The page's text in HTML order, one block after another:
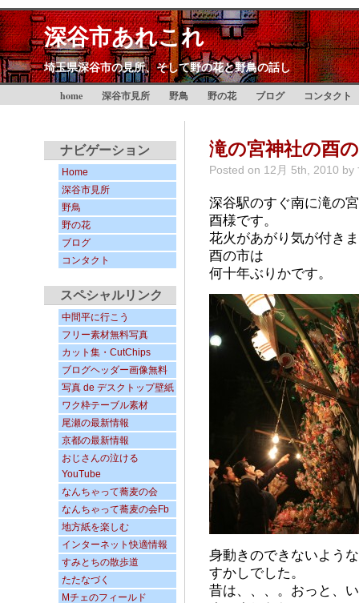
深谷市あれこれ
埼玉県深谷市の見所、そして野の花と野鳥の話し
home 深谷市見所 野鳥 野の花 ブログ コンタクト
ナビゲーション
Home
深谷市見所
野鳥
野の花
ブログ
コンタクト
スペシャルリンク
中間平に行こう
フリー素材無料写真
カット集・CutChips
ブログヘッダー画像無料
写真 de デスクトップ壁紙
ワク枠テーブル素材
尾瀬の最新情報
京都の最新情報
おじさんの泣ける
YouTube
なんちゃって蕎麦の会
なんちゃって蕎麦の会Fb
地方紙を楽しむ
インターネット快適情報
すみとちの散歩道
たたなづく
Mチェのフィールド
滝の宮神社の酉
Posted on 12月 5th, 2010 by
深谷駅のすぐ南に滝の
酉様です。
花火があがり気が付き
酉の市は
何十年ぶりかです。
身動きのできないよう
すかしでした。
昔は、、、。おっと、